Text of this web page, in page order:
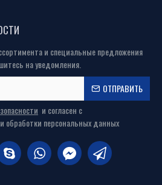
и специальные предложения
на уведомления.
ОТПРАВИТЬ
и согласен с
обработки персональных данных